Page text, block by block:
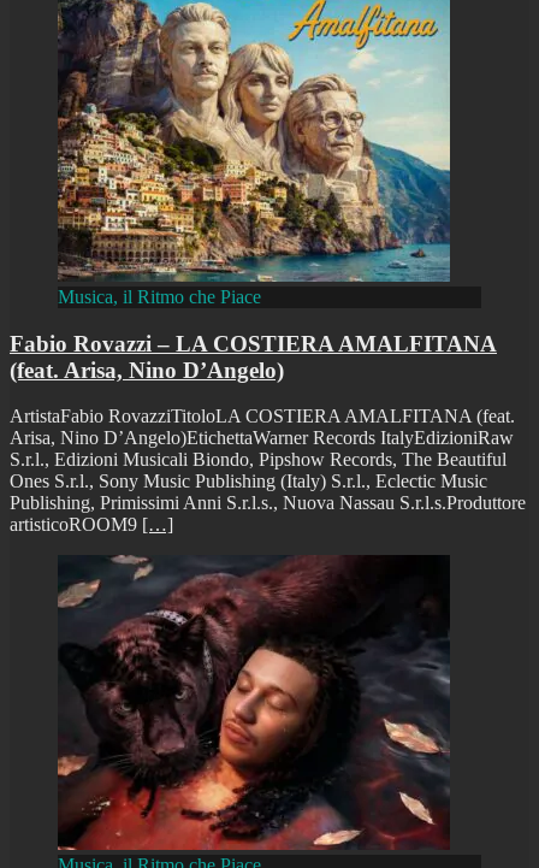
Musica, il Ritmo che Piace
Fabio Rovazzi – LA COSTIERA AMALFITANA
(feat. Arisa, Nino D’Angelo)
ArtistaFabio RovazziTitoloLA COSTIERA AMALFITANA (feat.
Arisa, Nino D’Angelo)EtichettaWarner Records ItalyEdizioniRaw
S.r.l., Edizioni Musicali Biondo, Pipshow Records, The Beautiful
Ones S.r.l., Sony Music Publishing (Italy) S.r.l., Eclectic Music
Publishing, Primissimi Anni S.r.l.s., Nuova Nassau S.r.l.s.Produttore
artisticoROOM9 […]